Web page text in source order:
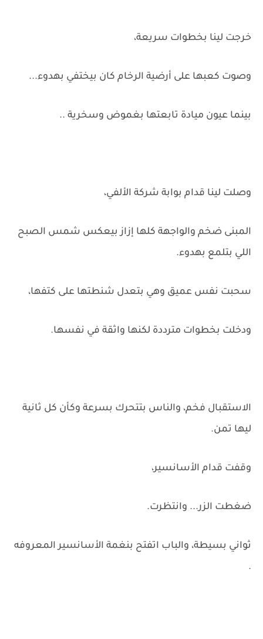
خرجت لينا بخطوات سريعة،
وصوت كعبها على أرضية الرخام كان بيختفي بهدوء...
بينما عيون ميادة تابعتها بغموض وسخرية ..
وصلت لينا قدام بوابة شركة الألفي،
المبنى ضخم والواجهة كلها إزاز بيعكس شمس الصبح
اللي بتلمع بهدوء.
سحبت نفس عميق وهي بتعدل شنطتها على كتفها،
ودخلت بخطوات مترددة لكنها واثقة في نفسها.
الاستقبال فخم، والناس بتتحرك بسرعة وكأن كل ثانية
ليها تمن.
وقفت قدام الأسانسير،
ضغطت الزر... وانتظرت.
ثواني بسيطة، والباب اتفتح بنغمة الأسانسير المعروفه
.